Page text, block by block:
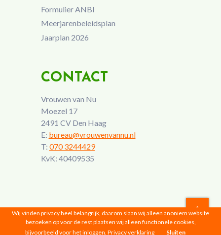
Formulier ANBI
Meerjarenbeleidsplan
Jaarplan 2026
CONTACT
Vrouwen van Nu
Moezel 17
2491 CV Den Haag
E: bureau@vrouwenvannu.nl
T: 070 3244429
KvK: 40409535
Vrouwen van Nu © 2026 |Privacyverklaring
Wij vinden privacy heel belangrijk, daarom slaan wij alleen anoniem website
bezoeken op voor de rest plaatsen wij alleen functionele cookies,
bijvoorbeeld voor het inloggen. Privacy verklaring Sluiten